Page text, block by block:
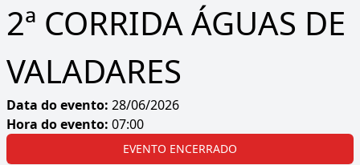
2ª CORRIDA ÁGUAS DE
VALADARES
Data do evento: 28/06/2026
Hora do evento: 07:00
EVENTO ENCERRADO